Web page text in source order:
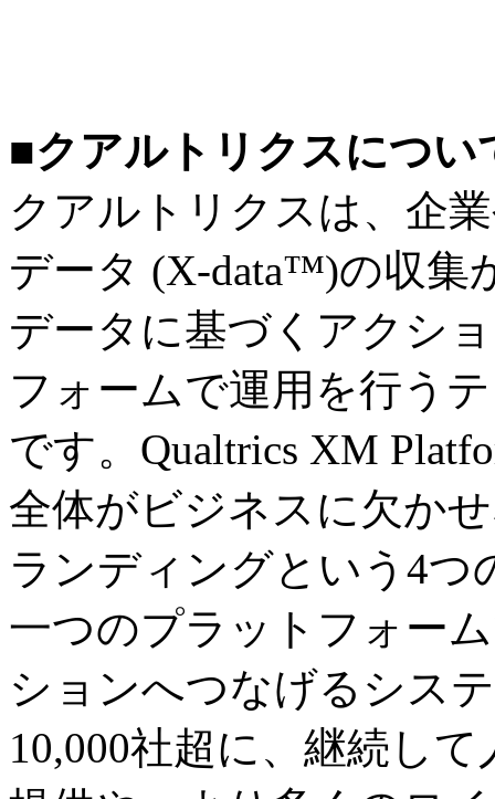
■クアルトリクスについ
クアルトリクスは、企
データ (X-data™)の収集
データに基づくアクシ
フォームで運用を行う
です。Qualtrics XM
全体がビジネスに欠か
ランディングという4
一つのプラットフォー
ションへつなげるシス
10,000社超に、継続し